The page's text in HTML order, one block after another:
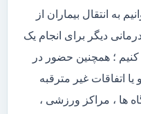
به انتقال بیماران از
دیگر برای انجام یک
؛ همچنین حضور در
اتفاقات غیر مترقبه
ها ، مراکز ورزشی ،